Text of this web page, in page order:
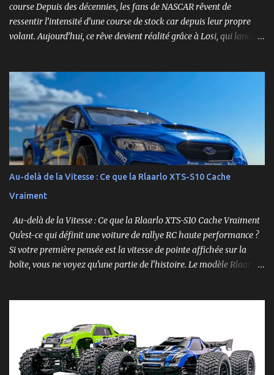
course Depuis des décennies, les fans de NASCAR rêvent de
ressentir l’intensité d’une course de stock car depuis leur propre
volant. Aujourd’hui, ce rêve devient réalité grâce à Losi, qui lance
foncer sur n’importe quelle surface plate. Voici le Losi NASCAR RC
Race Car , dans sa version Ryan Blaney No. 12 Advance Auto Parts
Ford Mustang RTR 2025 .
Au-delà de la Vitesse : Ce que la Rlaarlo XTS-S10 Cache
Vraiment
Au-delà de la Vitesse : Ce que la Rlaarlo XTS-S10 Cache Vraiment
Qu'est-ce qui définit une voiture de rallye RC haute performance ?
Si votre première pensée est la vitesse de pointe affichée sur la
boîte, vous ne voyez qu'une partie de l'histoire. Le modèle Rlaarlo
qui font de cette machine bien plus qu'un simple bolide. Un Modèle,
Deux Philosophies : Le Choix Entre "Prêt à Rouler" et "À
Personnaliser" Rlaarlo propose la XTS-S10 en deux versions
distinctes, une décision brillante qui s'adresse à l'ensemble de la